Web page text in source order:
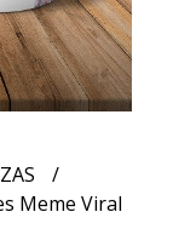
Meme Viral